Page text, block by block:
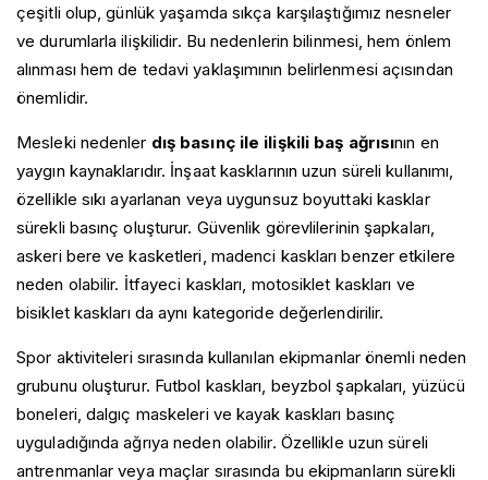
çeşitli olup, günlük yaşamda sıkça karşılaştığımız nesneler
ve durumlarla ilişkilidir. Bu nedenlerin bilinmesi, hem önlem
alınması hem de tedavi yaklaşımının belirlenmesi açısından
önemlidir.
Mesleki nedenler dış basınç ile ilişkili baş ağrısının en
yaygın kaynaklarıdır. İnşaat kasklarının uzun süreli kullanımı,
özellikle sıkı ayarlanan veya uygunsuz boyuttaki kasklar
sürekli basınç oluşturur. Güvenlik görevlilerinin şapkaları,
askeri bere ve kasketleri, madenci kaskları benzer etkilere
neden olabilir. İtfayeci kaskları, motosiklet kaskları ve
bisiklet kaskları da aynı kategoride değerlendirilir.
Spor aktiviteleri sırasında kullanılan ekipmanlar önemli neden
grubunu oluşturur. Futbol kaskları, beyzbol şapkaları, yüzücü
boneleri, dalgıç maskeleri ve kayak kaskları basınç
uyguladığında ağrıya neden olabilir. Özellikle uzun süreli
antrenmanlar veya maçlar sırasında bu ekipmanların sürekli